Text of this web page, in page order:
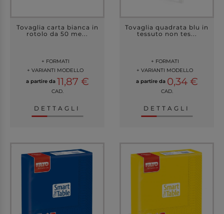
Tovaglia carta bianca in
rotolo da 50 me...
+ FORMATI
+ VARIANTI MODELLO
a partire da 11,87 €
CAD.
DETTAGLI
Tovaglia quadrata blu in
tessuto non tes...
+ FORMATI
+ VARIANTI MODELLO
a partire da 0,34 €
CAD.
DETTAGLI